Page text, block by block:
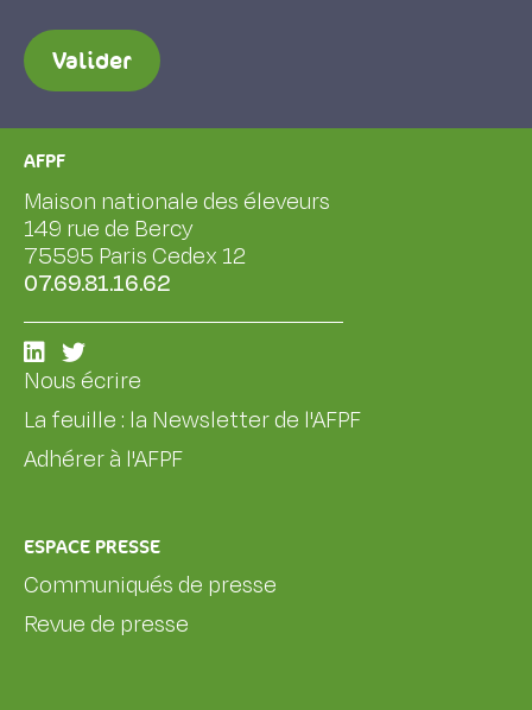
Valider
AFPF
Maison nationale des éleveurs
149 rue de Bercy
75595 Paris Cedex 12
07.69.81.16.62
Nous écrire
La feuille : la Newsletter de l'AFPF
Adhérer à l'AFPF
ESPACE PRESSE
Communiqués de presse
Revue de presse